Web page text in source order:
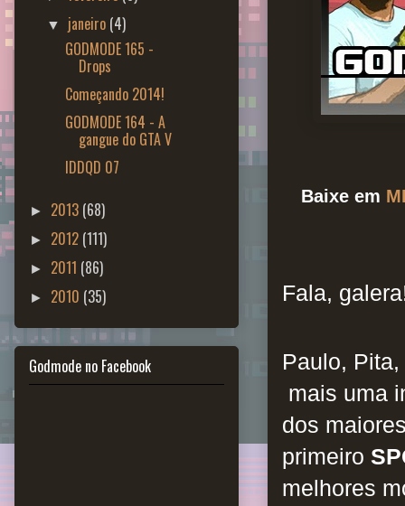
Baixe em
Fala,
Paulo,
mais uma
dos
primeiro
melhores
▼ janeiro (4)
GODMODE 165 -
Drops
Começando 2014!
GODMODE 164 - A
gangue do GTA V
IDDQD 07
► 2013 (68)
► 2012 (111)
► 2011 (86)
► 2010 (35)
Godmode no Facebook